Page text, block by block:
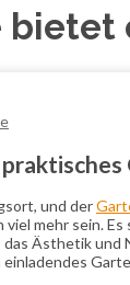
und der
viel mehr sein.
Ästhetik